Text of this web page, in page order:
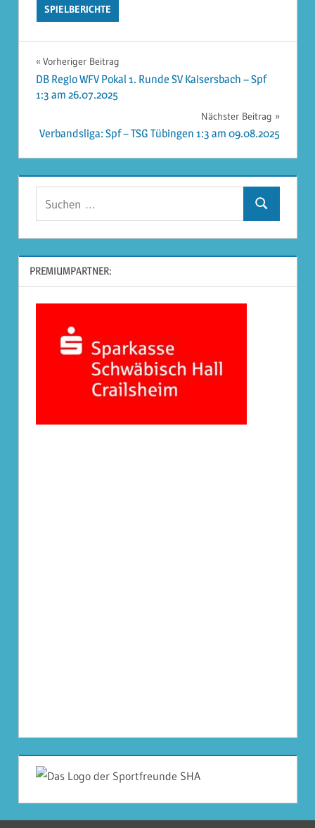
SPIELBERICHTE
Beitragsnavigation
Vorheriger Beitrag
DB Regio WFV Pokal 1. Runde SV Kaisersbach – Spf
1:3 am 26.07.2025
Nächster Beitrag
Verbandsliga: Spf – TSG Tübingen 1:3 am 09.08.2025
Suchen
PREMIUMPARTNER: